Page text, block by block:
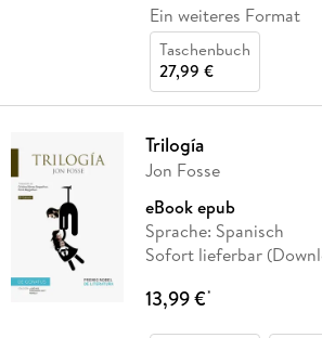
Ein weiteres Format
Taschenbuch
27,99 €
Trilogía
Jon Fosse
eBook epub
Sprache: Spanisch
Sofort lieferbar
13,99 €*